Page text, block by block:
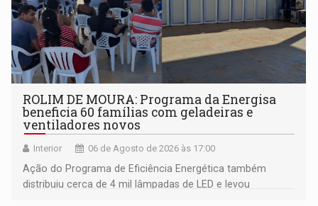
ROLIM DE MOURA: Programa da Energisa
beneficia 60 famílias com geladeiras e
ventiladores novos
Interior 06 de Agosto de 2026 às 17:00
Ação do Programa de Eficiência Energética também
distribuiu cerca de 4 mil lâmpadas de LED e levou